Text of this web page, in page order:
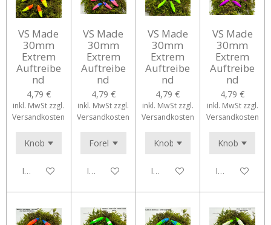
VS Made
30mm
Extrem
Auftreibe
nd
4,79 €
inkl. MwSt zzgl.
Versandkosten
In den Warenkorb
VS Made
30mm
Extrem
Auftreibe
nd
4,79 €
inkl. MwSt zzgl.
Versandkosten
In den Warenkorb
VS Made
30mm
Extrem
Auftreibe
nd
4,79 €
inkl. MwSt zzgl.
Versandkosten
In den Warenkorb
VS Made
30mm
Extrem
Auftreibe
nd
4,79 €
inkl. MwSt zzgl.
Versandkosten
In den